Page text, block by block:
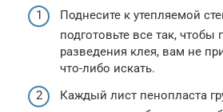
Поднесите к утепляемой
подготовьте все так, чтобы
разведения клея, вам не
что-либо искать.
Каждый лист пенопласта